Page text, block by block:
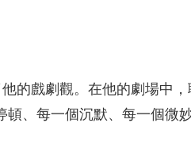
的戲劇觀。在他的劇場中
、每一個沉默、每一個微妙